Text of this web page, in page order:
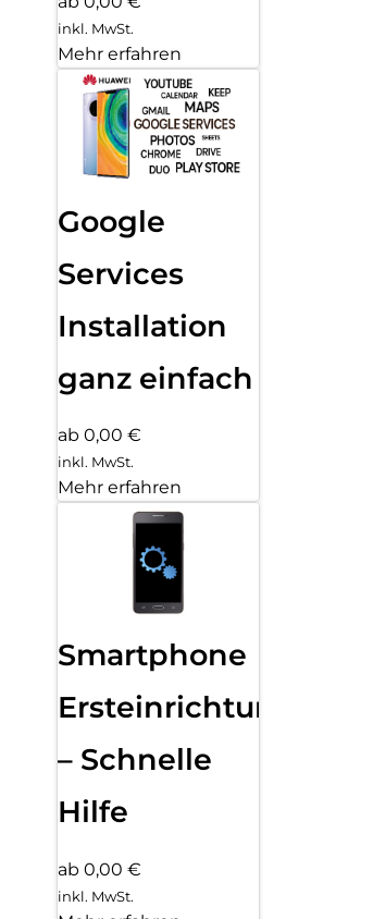
inkl. MwSt.
Mehr erfahren
Google
Services
Installation
ganz einfach
ab 0,00 €
inkl. MwSt.
Mehr erfahren
Smartphone
Ersteinrichtung
– Schnelle
Hilfe
ab 0,00 €
inkl. MwSt.